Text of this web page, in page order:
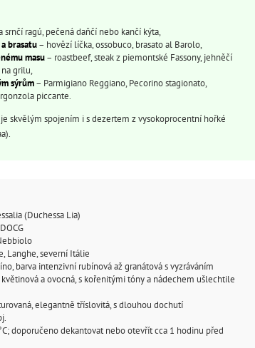
ragú, pečená daňčí nebo kančí kýta,
brasatu– hovězí líčka, ossobuco, brasato al Barolo,
masu– roastbeef, steak z piemontské Fassony, jehněčí
grilu,
sýrům– Parmigiano Reggiano, Pecorino stagionato,
piccante.
skvělým spojením i s dezertem z vysokoprocentní hořké
(Duchessa Lia)
Langhe, severní Itálie
barva intenzivní rubínová až granátová s vyzráváním
a ovocná, s kořenitými tóny a nádechem ušlechtile
elegantně tříslovitá, s dlouhou dochutí
doporučeno dekantovat nebo otevřít cca 1 hodinu před